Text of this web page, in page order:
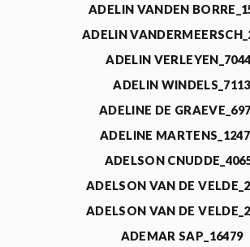
ADELIN VANDEN
ADELIN
ADELIN
ADELIN WINDELS_7113
ADELINE DE
ADELINE
ADELSON
ADELSON VAN DE
ADELSON VAN DE
ADEMAR SAP_16479